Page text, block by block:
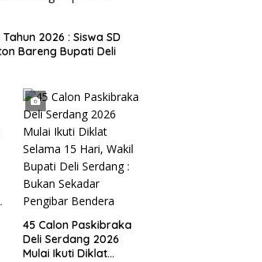
2026 : Siswa SD
Bareng Bupati Deli
45 Calon Paskibraka
Deli Serdang 2026
Mulai Ikuti Diklat